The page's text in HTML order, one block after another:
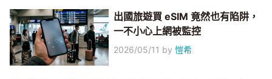
出國旅遊買 eSIM 竟然也有陷阱，
一不小心上網被監控
2026/05/11 by愷希